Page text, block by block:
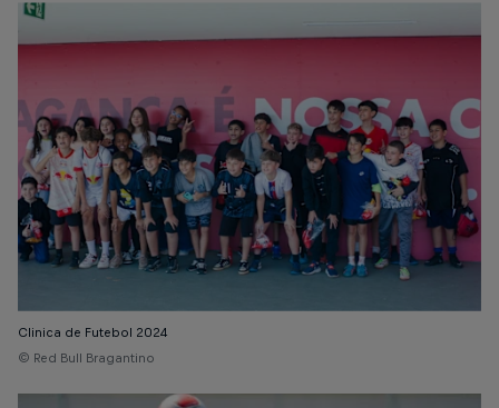
Clinica de Futebol 2024
© Red Bull Bragantino